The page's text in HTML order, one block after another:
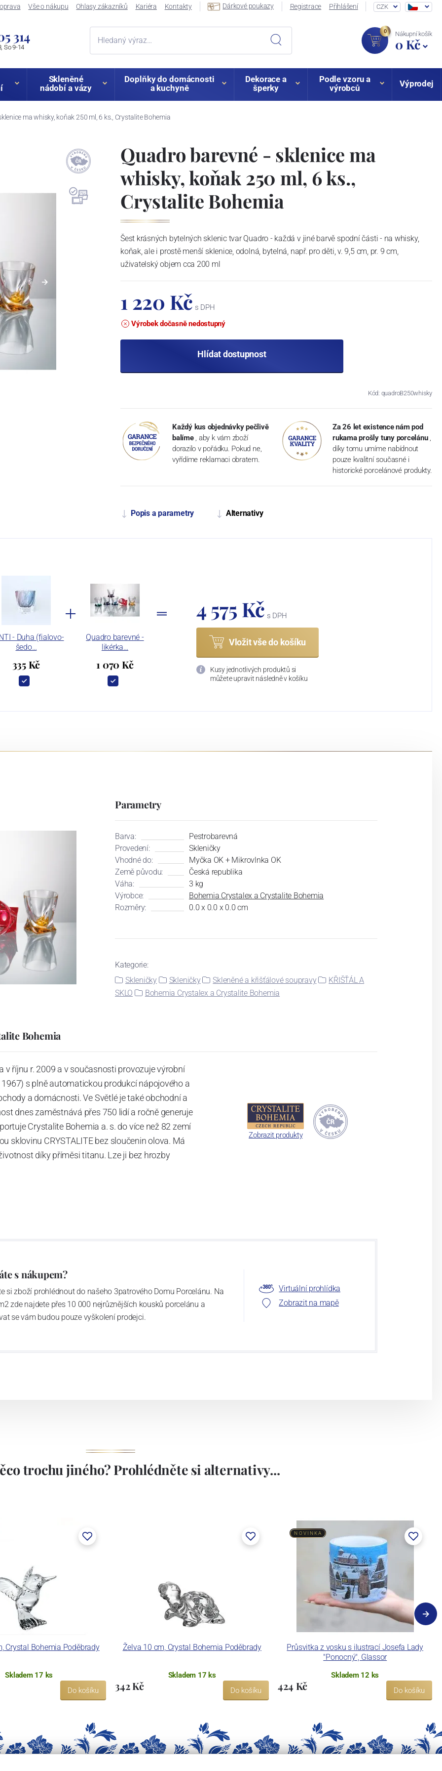
Vše o nákupu Ohlasy zákazníků Kariéra Kontakty Dárkové poukazy Registrace Přihlášení CZK
314
So 9-14
0 Nákupní košík
0 Kč
Skleněné
nádobí a vázy
Doplňky do domácnosti
a kuchyně
Dekorace a
šperky
Podle vzoru a
výrobců
Výprodej
ma whisky, koňak 250 ml, 6 ks., Crystalite Bohemia
Quadro barevné - sklenice ma
whisky, koňak 250 ml, 6 ks.,
Crystalite Bohemia
Šest krásných bytelných sklenic tvar Quadro - každá v jiné barvě spodní části - na whisky,
koňak, ale i prostě menší sklenice, odolná, bytelná, např. pro děti, v. 9,5 cm, pr. 9 cm,
uživatelský objem cca 200 ml
1 220 Kč s DPH
Výrobek dočasně nedostupný
Hlídat dostupnost
Kód: quadroB250whisky
Každý kus objednávky pečlivě
balíme , aby k vám zboží
dorazilo v pořádku. Pokud ne,
vyřídíme reklamaci obratem.
Za 26 let existence nám pod
rukama prošly tuny porcelánu ,
díky tomu umíme nabídnout
pouze kvalitní současné i
historické porcelánové produkty.
Popis a parametry Alternativy
- Duha (fialovo-
šedo…
335 Kč
Quadro barevné -
likérka…
1 070 Kč
4 575 Kč s DPH
Vložit vše do košíku
Kusy jednotlivých produktů si
můžete upravit následně v košíku
Parametry
Barva:
Pestrobarevná
Provedení:
Skleničky
Vhodné do:
Myčka OK + Mikrovlnka OK
Země původu:
Česká republika
Váha:
3 kg
Výrobce:
Bohemia Crystalex a Crystalite Bohemia
Rozměry:
0.0 x 0.0 x 0.0 cm
Kategorie:
Skleničky
Skleničky Skleněné a křišťálové soupravy
KŘIŠŤÁL A
SKLO
Bohemia Crystalex a Crystalite Bohemia
Bohemia
v říjnu r. 2009 a v současnosti provozuje výrobní
s plně automatickou produkcí nápojového a
a domácnosti. Ve Světlé je také obchodní a
dnes zaměstnává přes 750 lidí a ročně generuje
Crystalite Bohemia a. s. do více než 82 zemí
sklovinu CRYSTALITE bez sloučenin olova. Má
díky příměsi titanu. Lze ji bez hrozby
hmotností do 5 kg. V r. 2008 byla výroba
špatné finanční situaci zastavena. Znovuotevření
jménem Crystalite Bohemia s. r. o. s novým
V současnosti světelská sklárna provozuje 5 tavících
skloviny, což představuje asi 55 milionů kusů strojně
dárkových předmětů ročně. V uplynulých letech
Zobrazit produkty
s nákupem?
si zboží prohlédnout do našeho 3patrového Domu Porcelánu. Na
zde najdete přes 10 000 nejrůznějších kousků porcelánu a
se vám budou pouze vyškolení prodejci.
Virtuální prohlídka
Zobrazit na mapě
trochu jiného? Prohlédněte si alternativy...
Crystal Bohemia Poděbrady
Skladem 17 ks
Do košíku
Želva 10 cm, Crystal Bohemia Poděbrady
Skladem 17 ks
342 Kč Do košíku
Průsvitka z vosku s ilustrací Josefa Lady
"Ponocný", Glassor
NOVINKA
Skladem 12 ks
424 Kč Do košíku